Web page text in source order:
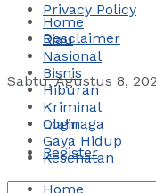
Privacy Policy
Desclaimer
Sabtu, Agustus 8,
Login
Register
Home
Riau
Nasional
Bisnis
Hiburan
Kriminal
Olahraga
Gaya Hidup
Kesehatan
Home